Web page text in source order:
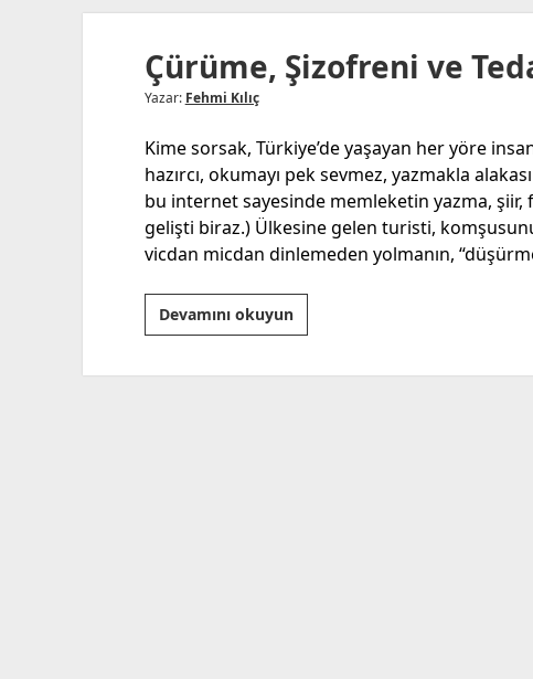
Çürüme, Şizofreni ve
Yazar: Fehmi Kılıç
Kime sorsak, Türkiye’de yaşayan her yöre
hazırcı, okumayı pek sevmez, yazmakla
bu internet sayesinde memleketin yazma,
gelişti biraz.) Ülkesine gelen turisti,
vicdan micdan dinlemeden yolmanın,
Devamını okuyunÇürüme,
Şizofreni